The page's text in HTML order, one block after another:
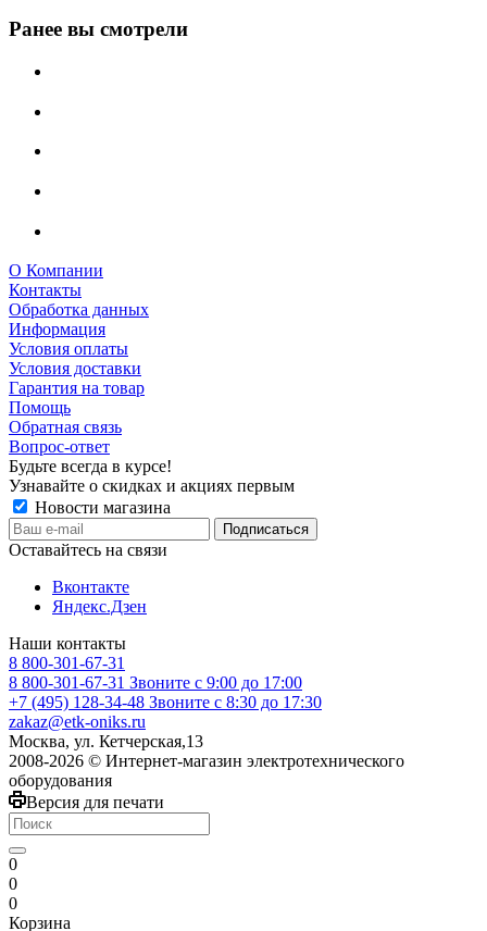
Ранее вы смотрели
О Компании
Контакты
Обработка данных
Информация
Условия оплаты
Условия доставки
Гарантия на товар
Помощь
Обратная связь
Вопрос-ответ
Будьте всегда в курсе!
Узнавайте о скидках и акциях первым
Новости магазина
Оставайтесь на связи
Вконтакте
Яндекс.Дзен
Наши контакты
8 800-301-67-31
8 800-301-67-31 Звоните с 9:00 до 17:00
+7 (495) 128-34-48 Звоните с 8:30 до 17:30
zakaz@etk-oniks.ru
Москва, ул. Кетчерская,13
2008-2026 © Интернет-магазин электротехнического
оборудования
Версия для печати
0
0
0
Корзина